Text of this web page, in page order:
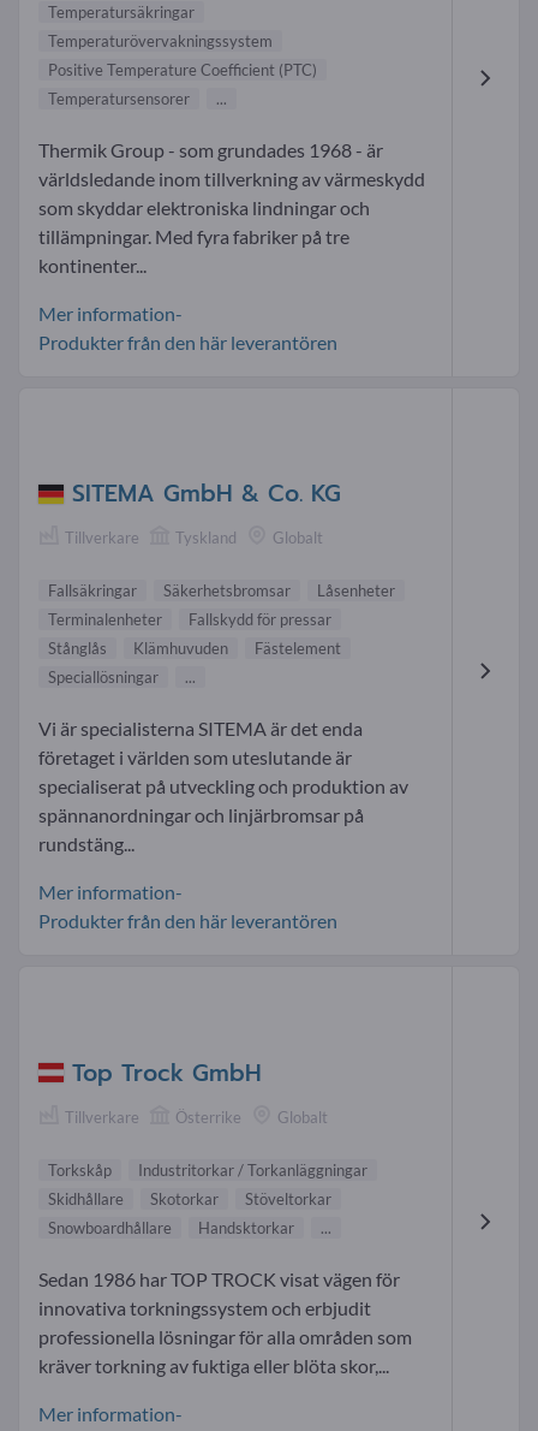
Temperatursäkringar
Temperaturövervakningssystem
Positive Temperature Coefficient (PTC)
Temperatursensorer
...
Thermik Group - som grundades 1968 - är
världsledande inom tillverkning av värmeskydd
som skyddar elektroniska lindningar och
tillämpningar. Med fyra fabriker på tre
kontinenter...
Mer information-
Produkter från den här leverantören
SITEMA GmbH & Co. KG
Tillverkare Tyskland Globalt
Fallsäkringar Säkerhetsbromsar
Låsenheter
Terminalenheter
Fallskydd för pressar
Stånglås
Klämhuvuden
Fästelement
Speciallösningar
...
Vi är specialisterna SITEMA är det enda
företaget i världen som uteslutande är
specialiserat på utveckling och produktion av
spännanordningar och linjärbromsar på
rundstäng...
Mer information-
Produkter från den här leverantören
Top Trock GmbH
Tillverkare Österrike Globalt
Torkskåp
Industritorkar / Torkanläggningar
Skidhållare
Skotorkar
Stöveltorkar
Snowboardhållare
Handsktorkar ...
Sedan 1986 har TOP TROCK visat vägen för
innovativa torkningssystem och erbjudit
professionella lösningar för alla områden som
kräver torkning av fuktiga eller blöta skor,...
Mer information-